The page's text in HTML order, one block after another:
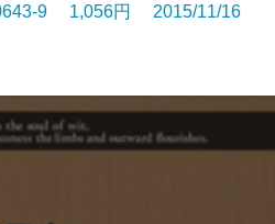
9 1,056円 2015/11/16